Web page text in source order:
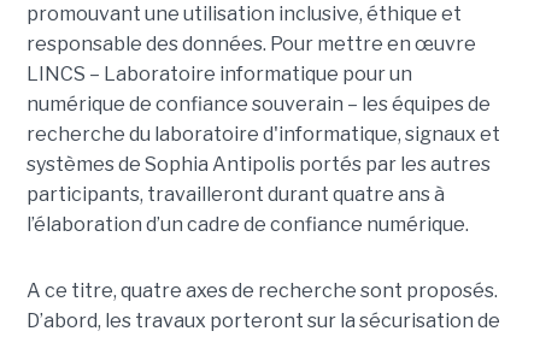
promouvant une utilisation inclusive, éthique et
responsable des données. Pour mettre en œuvre
LINCS – Laboratoire informatique pour un
numérique de confiance souverain – les équipes de
recherche du laboratoire d'informatique, signaux et
systèmes de Sophia Antipolis portés par les autres
participants, travailleront durant quatre ans à
l’élaboration d’un cadre de confiance numérique.
A ce titre, quatre axes de recherche sont proposés.
D’abord, les travaux porteront sur la sécurisation de